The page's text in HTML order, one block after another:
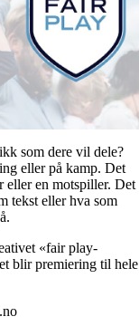
som dere vil dele?
eller på kamp. Det
eller en motspiller. Det
tekst eller hva som
«fair play-
blir premiering til hele